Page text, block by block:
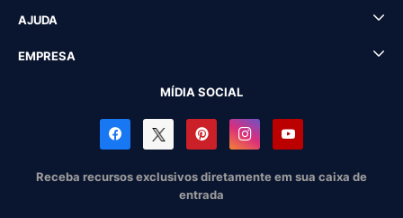
AJUDA
EMPRESA
MÍDIA SOCIAL
Receba recursos exclusivos diretamente em sua caixa de
entrada